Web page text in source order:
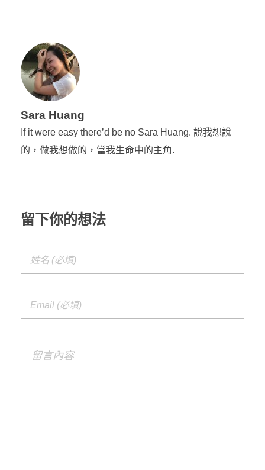
Sara Huang
If it were easy there’d be no Sara Huang. 說我想說
的，做我想做的，當我生命中的主角.
留下你的想法